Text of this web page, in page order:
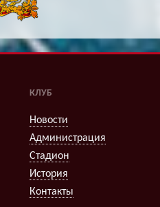
КЛУБ
Новости
Администрация
Стадион
История
Контакты